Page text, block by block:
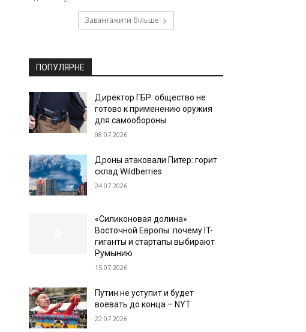
Завантажити більше
ПОПУЛЯРНЕ
Директор ГБР: общество не
готово к применению оружия
для самообороны
08.07.2026
Дроны атаковали Питер: горит
склад Wildberries
24.07.2026
«Силиконовая долина»
Восточной Европы: почему IT-
гиганты и стартапы выбирают
Румынию
15.07.2026
Путин не уступит и будет
воевать до конца – NYT
22.07.2026